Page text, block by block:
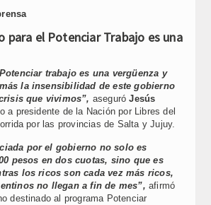
para el Potenciar Trabajo es una
trabajo es una vergüenza y
la insensibilidad de este gobierno
que vivimos”, aseguróJesús
a presidente de la Nación por Libres del
por las provincias de Salta y Jujuy.
por el gobierno no solo es
pesos en dos cuotas, sino que es
los ricos son cada vez más ricos,
no llegan a fin de mes”, afirmó
destinado al programa Potenciar